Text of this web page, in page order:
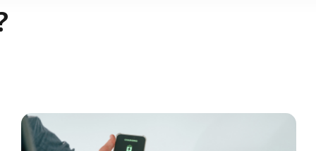
werken aan grootschalige en complexe projecten,
zijn vaak op zoek naar gespecialiseerde BIM
van je ervaring, opleiding en de regio waarin je